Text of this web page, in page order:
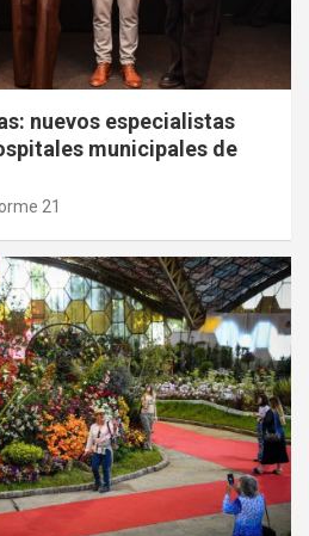
nuevos especialistas
municipales de
21